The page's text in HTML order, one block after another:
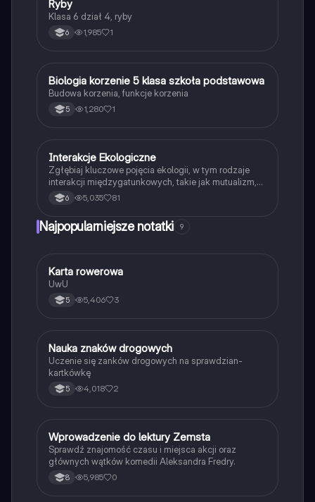
RBiologia
Ryby
Klasa 6 dział 4, ryby
6 1,985 1
BBiologia
Biologia korzenie 5 klasa szkoła podstawowa
Budowa korzenia, funkcje korzenia
5 1,280 1
Biologia
Interakcje Ekologiczne
Zgłębiaj kluczowe pojęcia ekologii, w tym rodzaje
interakcji międzygatunkowych, takie jak mutualizm,
komensalizm, drapieżnictwo i pasożytnictwo.
Dowiedz się o strukturze populacji, ekosystemach
studentów biologii i ekologii. Typ: podsumowanie.
6 5,035 81
Najpopularniejsze notatki 9
KTechnika
Karta rowerowa
UwU
5 5,406 3
NTechnika
Nauka znaków drogowych
Uczenie się zanków drogowych na sprawdzian-
kartkówkę
5 4,018 2
WJęzyk polski
Wprowadzenie do lektury Zemsta
Sprawdź znajomość czasu i miejsca akcji oraz
głównych wątków komedii Aleksandra Fredry.
8 5,985 0